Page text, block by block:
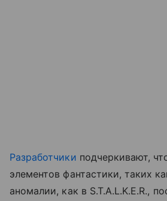
Разработчики подчеркивают,
элементов фантастики, таких
аномалии, как в S.T.A.L.K.E.R.,